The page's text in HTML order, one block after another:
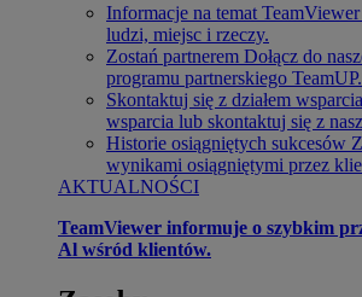
Informacje na temat TeamViewer
ludzi, miejsc i rzeczy.
Zostań partnerem Dołącz do
programu partnerskiego TeamUP.
Skontaktuj się z działem wsparcia
wsparcia lub skontaktuj się z
Historie osiągniętych sukcesów
wynikami osiągniętymi przez
AKTUALNOŚCI
TeamViewer informuje o szybkim
Al wśród klientów.